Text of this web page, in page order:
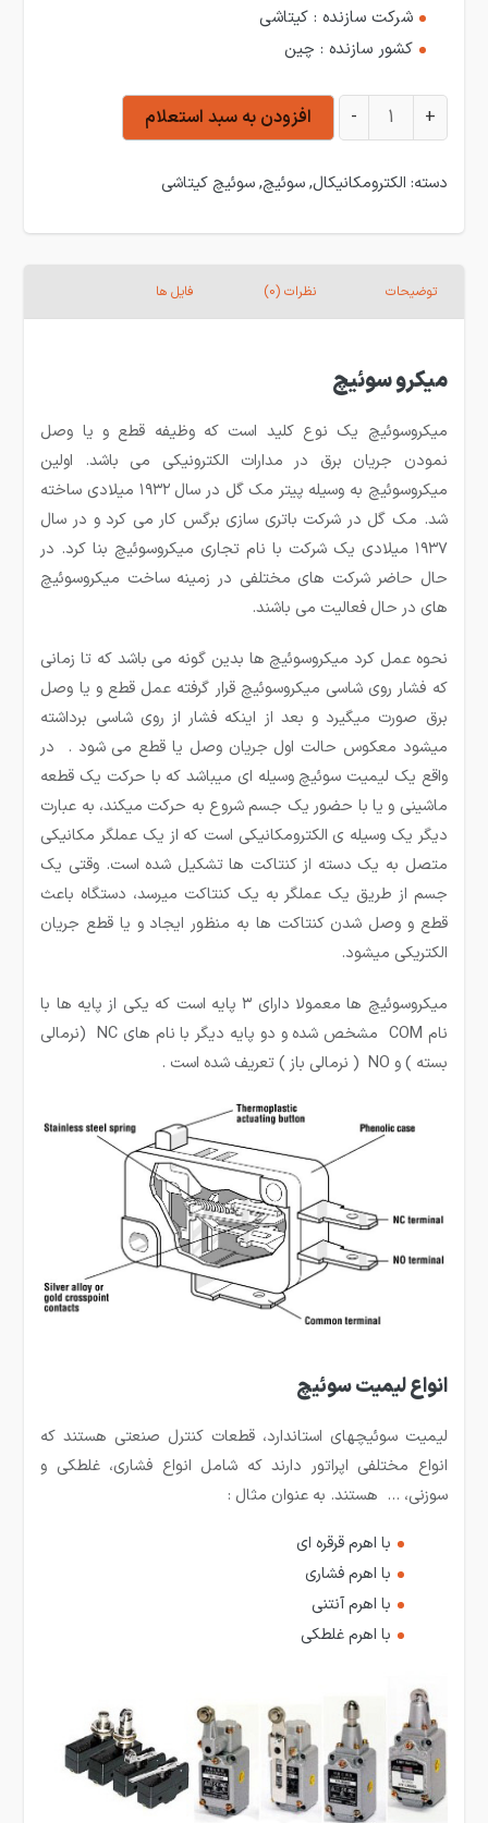
شرکت سازنده : کیتاشی
کشور سازنده : چین
میکرو سوئیچ کیتاشی KMB-BMS25 عدد
+
- افزودن به سبد استعلام
دسته: الکترومکانیکال,سوئیچ,سوئیچ کیتاشی
توضیحات نظرات (0) فایل ها
میکرو سوئیچ
میکروسوئیچ یک نوع کلید است که وظیفه قطع و یا وصل
نمودن جریان برق در مدارات الکترونیکی می باشد. اولین
میکروسوئیچ به وسیله پیتر مک گل در سال ۱۹۳۲ میلادی ساخته
شد. مک گل در شرکت باتری سازی برگس کار می کرد و در سال
۱۹۳۷ میلادی یک شرکت با نام تجاری میکروسوئیچ بنا کرد. در
حال حاضر شرکت های مختلفی در زمینه ساخت میکروسوئیچ
های در حال فعالیت می باشند.
نحوه عمل کرد میکروسوئیچ ها بدین گونه می باشد که تا زمانی
که فشار روی شاسی میکروسوئیچ قرار گرفته عمل قطع و یا وصل
برق صورت میگیرد و بعد از اینکه فشار از روی شاسی برداشته
میشود معکوس حالت اول جریان وصل یا قطع می شود . در
واقع یک لیمیت سوئیچ وسیله ای می­باشد که با حرکت یک قطعه
ماشینی و یا با حضور یک جسم شروع به حرکت می­کند، به عبارت
دیگر یک وسیله ی الکترومکانیکی است که از یک عملگر مکانیکی
متصل به یک دسته از کنتاکت ها تشکیل شده است. وقتی یک
جسم از طریق یک عملگر به یک کنتاکت میرسد، دستگاه باعث
قطع و وصل شدن کنتاکت ها به منظور ایجاد و یا قطع جریان
الکتریکی میشود.
میکروسوئیچ ها معمولا دارای ۳ پایه است که یکی از پایه ها با
نام COM مشخص شده و دو پایه دیگر با نام های NC (نرمالی
بسته ) و NO ( نرمالی باز ) تعریف شده است .
انواع لیمیت سوئیچ
لیمیت سوئیچ­های استاندارد، قطعات کنترل صنعتی هستند که
انواع مختلفی اپراتور دارند که شامل انواع فشاری، غلطکی و
سوزنی، … هستند. به عنوان مثال :
با اهرم قرقره ای
با اهرم فشاری
با اهرم آنتنی
با اهرم غلطکی